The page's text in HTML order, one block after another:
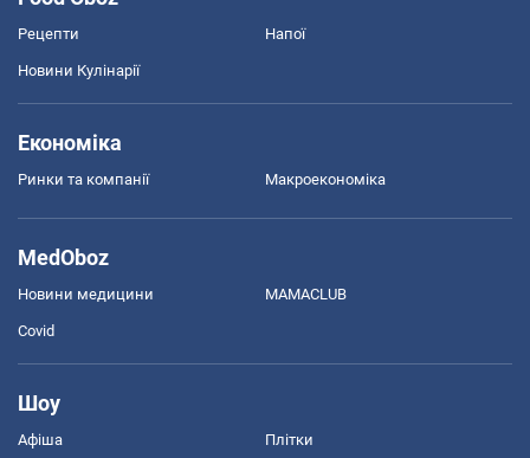
Рецепти Напої
Новини Кулінарії
Економіка
Ринки та компанії Макроекономіка
MedOboz
Новини медицини MAMACLUB
Covid
Шоу
Афіша Плітки